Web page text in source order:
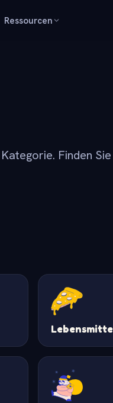
Ressourcen
Finden